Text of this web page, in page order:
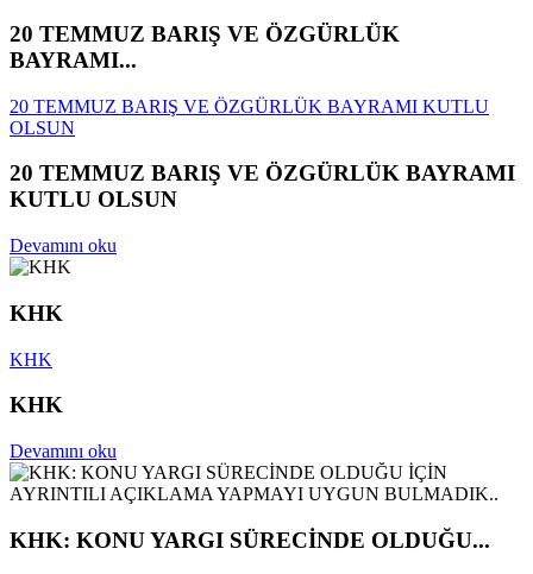
20 TEMMUZ BARIŞ VE ÖZGÜRLÜK
BAYRAMI...
20 TEMMUZ BARIŞ VE ÖZGÜRLÜK BAYRAMI KUTLU
OLSUN
20 TEMMUZ BARIŞ VE ÖZGÜRLÜK BAYRAMI
KUTLU OLSUN
Devamını oku
KHK
KHK
KHK
Devamını oku
KHK: KONU YARGI SÜRECİNDE OLDUĞU...